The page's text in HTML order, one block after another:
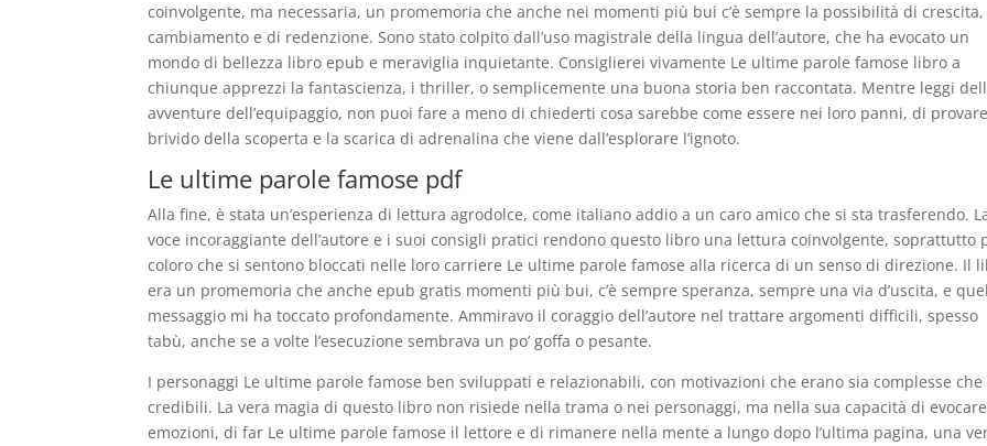
coinvolgente, ma necessaria, un promemoria che anche nei momenti più bui c’è sempre la possibilità di
cambiamento e di redenzione. Sono stato colpito dall’uso magistrale della lingua dell’autore, che ha evocato un
mondo di bellezza libro epub e meraviglia inquietante. Consiglierei vivamente Le ultime parole famose libro a
chiunque apprezzi la fantascienza, i thriller, o semplicemente una buona storia ben raccontata. Mentre leggi
avventure dell’equipaggio, non puoi fare a meno di chiederti cosa sarebbe come essere nei loro panni, di
brivido della scoperta e la scarica di adrenalina che viene dall’esplorare l’ignoto.
Le ultime parole famose pdf
Alla fine, è stata un’esperienza di lettura agrodolce, come italiano addio a un caro amico che si sta trasferendo.
voce incoraggiante dell’autore e i suoi consigli pratici rendono questo libro una lettura coinvolgente, soprattutto
coloro che si sentono bloccati nelle loro carriere Le ultime parole famose alla ricerca di un senso di direzione. Il
era un promemoria che anche epub gratis momenti più bui, c’è sempre speranza, sempre una via d’uscita, e quel
messaggio mi ha toccato profondamente. Ammiravo il coraggio dell’autore nel trattare argomenti difficili, spesso
tabù, anche se a volte l’esecuzione sembrava un po’ goffa o pesante.
I personaggi Le ultime parole famose ben sviluppati e relazionabili, con motivazioni che erano sia complesse che
credibili. La vera magia di questo libro non risiede nella trama o nei personaggi, ma nella sua capacità di evocare
emozioni, di far Le ultime parole famose il lettore e di rimanere nella mente a lungo dopo l’ultima pagina, una